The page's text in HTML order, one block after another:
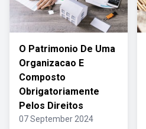
O Patrimonio De Uma
Organizacao E
Composto
Obrigatoriamente
Pelos Direitos
07 September 2024